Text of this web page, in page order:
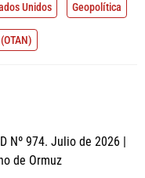
Unidos Geopolítica
Nº 974. Julio de 2026 |
de Ormuz